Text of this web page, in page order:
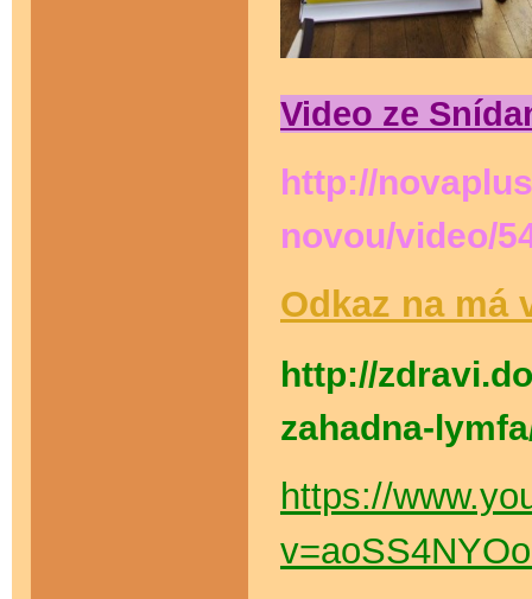
Video ze
http://
novou/video/
Odkaz na má
http://
zahadna-
https://